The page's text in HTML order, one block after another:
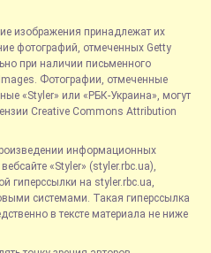
изображения принадлежат их
фотографий, отмеченных Getty
при наличии письменного
Фотографии, отмеченные
«Styler» или «РБК-Украина», могут
Creative Commons Attribution
информационных
«Styler» (styler.rbc.ua),
гиперссылки на styler.rbc.ua,
системами. Такая гиперссылка
в тексте материала не ниже